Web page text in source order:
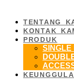
TENTANG
KONTAK
PRODUK
SINGLE